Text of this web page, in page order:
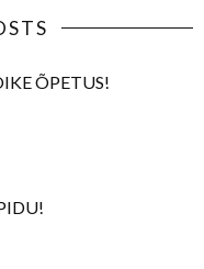
ÕPETUS!